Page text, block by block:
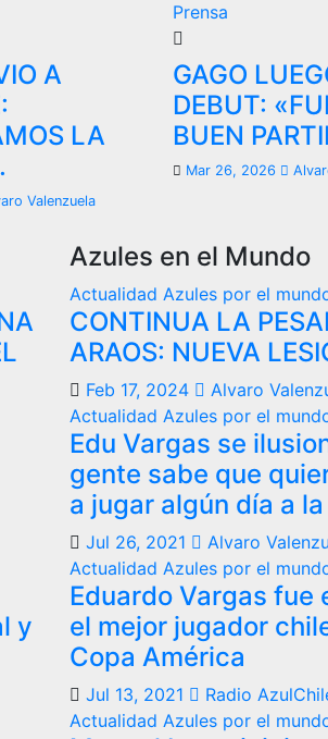
A
LA
Valenzuela
Prensa
GAGO
DEBUT:
BUEN
Mar 26, 2026
y
Azules en el Mundo
Actualidad Azules por el
CONTINUA LA
ARAOS: NUEVA
Feb 17, 2024
Alvaro
Actualidad Azules por el
Edu Vargas se
gente sabe que
a jugar algún día a la
Jul 26, 2021
Alvaro
Actualidad Azules por el
Eduardo Vargas fue
el mejor jugador
Copa América
Jul 13, 2021
Radio
Actualidad Azules por el